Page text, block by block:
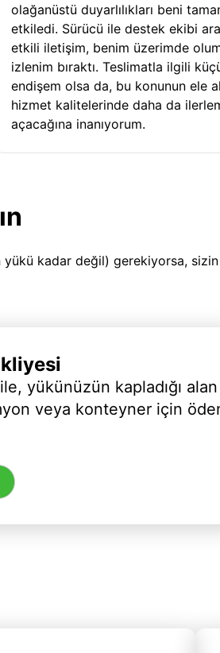
olağanüstü duyarlılıkları beni
etkiledi. Sürücü ile destek ekibi
etkili iletişim, benim üzerimde
izlenim bıraktı. Teslimatla ilgili
endişem olsa da, bu konunun ele
hizmet kalitelerinde daha da
açacağına inanıyorum.
yükü kadar değil) gerekiyorsa,
yükünüzün kapladığı
veya konteyner için